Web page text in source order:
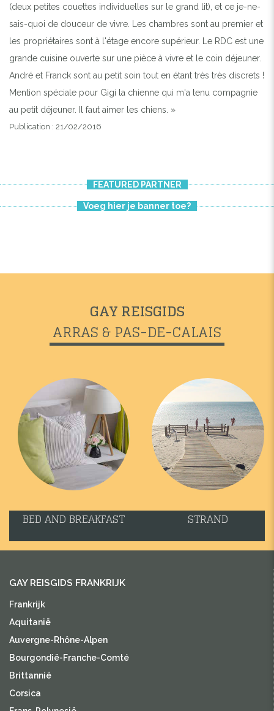
(deux petites couettes individuelles sur le grand lit), et ce je-ne-
sais-quoi de douceur de vivre. Les chambres sont au premier et
les propriétaires sont à l'étage encore supérieur. Le RDC est une
grande cuisine ouverte sur une pièce à vivre et le coin déjeuner.
André et Franck sont au petit soin tout en étant très très discrets !
Mention spéciale pour Gigi la chienne qui m'a tenu compagnie
au petit déjeuner. Il faut aimer les chiens. »
Publication : 21/02/2016
FEATURED PARTNER
Voeg hier je banner toe?
GAY REISGIDS
ARRAS & PAS-DE-CALAIS
BED AND BREAKFAST STRAND
GAY REISGIDS FRANKRIJK
Frankrijk
Aquitanië
Auvergne-Rhône-Alpen
Bourgondië-Franche-Comté
Brittannië
Corsica